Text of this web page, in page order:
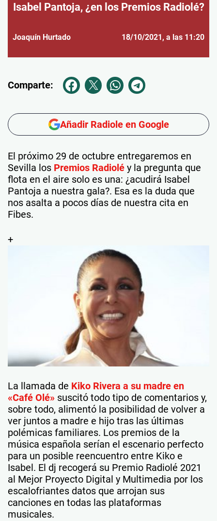
Isabel Pantoja, ¿en los Premios Radiolé?
Joaquín Hurtado 18/10/2021, a las 11:20
Comparte:
Añadir Radiole en Google
El próximo 29 de octubre entregaremos en
Sevilla los Premios Radiolé y la pregunta que
flota en el aire solo es una: ¿acudirá Isabel
Pantoja a nuestra gala?. Esa es la duda que
nos asalta a pocos días de nuestra cita en
Fibes.
+
La llamada de Kiko Rivera a su madre en
«Café Olé» suscitó todo tipo de comentarios y,
sobre todo, alimentó la posibilidad de volver a
ver juntos a madre e hijo tras las últimas
polémicas familiares. Los premios de la
música española serían el escenario perfecto
para un posible reencuentro entre Kiko e
Isabel. El dj recogerá su Premio Radiolé 2021
al Mejor Proyecto Digital y Multimedia por los
escalofriantes datos que arrojan sus
canciones en todas las plataformas
musicales.